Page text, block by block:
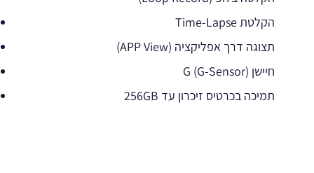
הקלטת Time-Lapse
תצוגה דרך אפליקציה (APP View)
חיישן G (G-Sensor)
תמיכה בכרטיס זיכרון עד 256GB